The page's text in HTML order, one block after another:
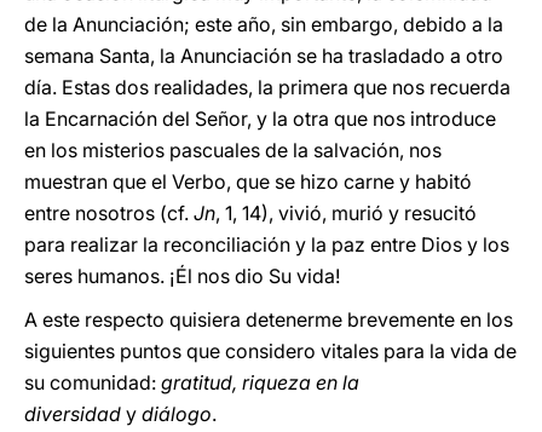
de la Anunciación; este año, sin embargo, debido a la
semana Santa, la Anunciación se ha trasladado a otro
día. Estas dos realidades, la primera que nos recuerda
la Encarnación del Señor, y la otra que nos introduce
en los misterios pascuales de la salvación, nos
muestran que el Verbo, que se hizo carne y habitó
entre nosotros (cf. Jn, 1, 14), vivió, murió y resucitó
para realizar la reconciliación y la paz entre Dios y los
seres humanos. ¡Él nos dio Su vida!
A este respecto quisiera detenerme brevemente en los
siguientes puntos que considero vitales para la vida de
su comunidad: gratitud, riqueza en la
diversidad y diálogo.